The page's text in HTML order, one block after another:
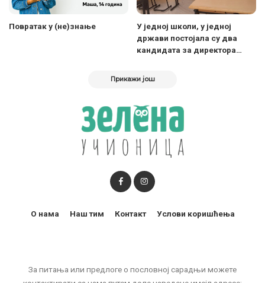
Повратак у (не)знање
У једној школи, у једној
држави постојала су два
кандидата за директора…
Прикажи још
За питања или предлоге о пословној сарадњи можете
О нама Наш тим Контакт Услови коришћења